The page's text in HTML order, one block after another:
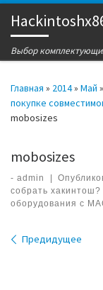
Перейти к
Выбор
Главная » 2014» Май »
покупке
mobosizes
mobosizes
- admin
собрать
оборудования с
Навигация по
Предидущее